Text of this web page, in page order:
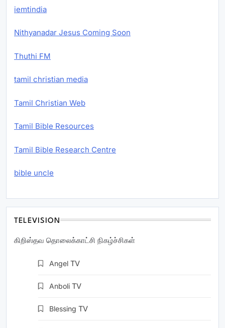
iemtindia
Nithyanadar Jesus Coming Soon
Thuthi FM
tamil christian media
Tamil Christian Web
Tamil Bible Resources
Tamil Bible Research Centre
bible uncle
TELEVISION
கிறிஸ்தவ தொலைக்காட்சி நிகழ்ச்சிகள்
Angel TV
Anboli TV
Blessing TV